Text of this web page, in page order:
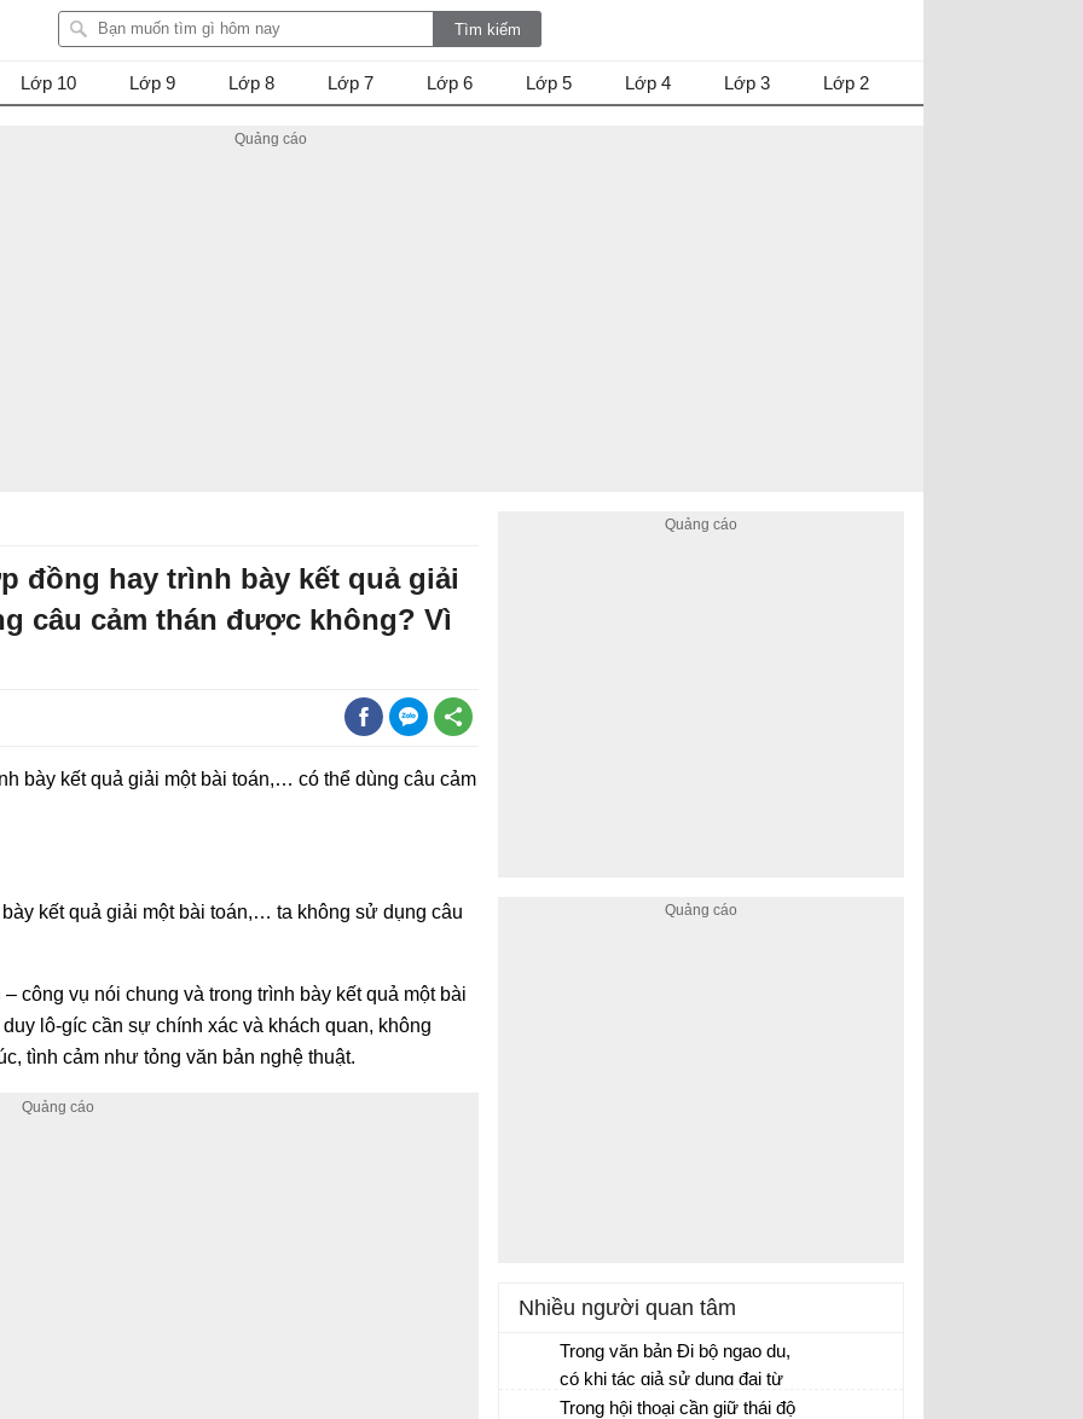
Lớp 10 Lớp 9 Lớp 8 Lớp 7 Lớp 6 Lớp 5 Lớp 4 Lớp 3 Lớp 2
đồng hay trình bày kết quả giải
câu cảm thán được không? Vì
bày kết quả giải một bài toán,… có thể dùng câu cảm
kết quả giải một bài toán,… ta không sử dụng câu
công vụ nói chung và trong trình bày kết quả một bài
lô-gíc cần sự chính xác và khách quan, không
tình cảm như tỏng văn bản nghệ thuật.
Nhiều người quan tâm
Trong văn bản Đi bộ ngao du,
có khi tác giả sử dụng đại từ
nhân xưng “ta” nhưng cũng có
Trong hội thoại cần giữ thái độ